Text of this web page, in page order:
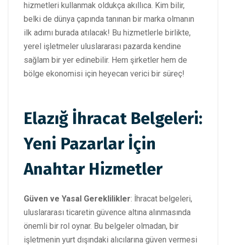
hizmetleri kullanmak oldukça akıllıca. Kim bilir,
belki de dünya çapında tanınan bir marka olmanın
ilk adımı burada atılacak! Bu hizmetlerle birlikte,
yerel işletmeler uluslararası pazarda kendine
sağlam bir yer edinebilir. Hem şirketler hem de
bölge ekonomisi için heyecan verici bir süreç!
Elazığ İhracat Belgeleri:
Yeni Pazarlar İçin
Anahtar Hizmetler
Güven ve Yasal Gereklilikler: İhracat belgeleri,
uluslararası ticaretin güvence altına alınmasında
önemli bir rol oynar. Bu belgeler olmadan, bir
işletmenin yurt dışındaki alıcılarına güven vermesi